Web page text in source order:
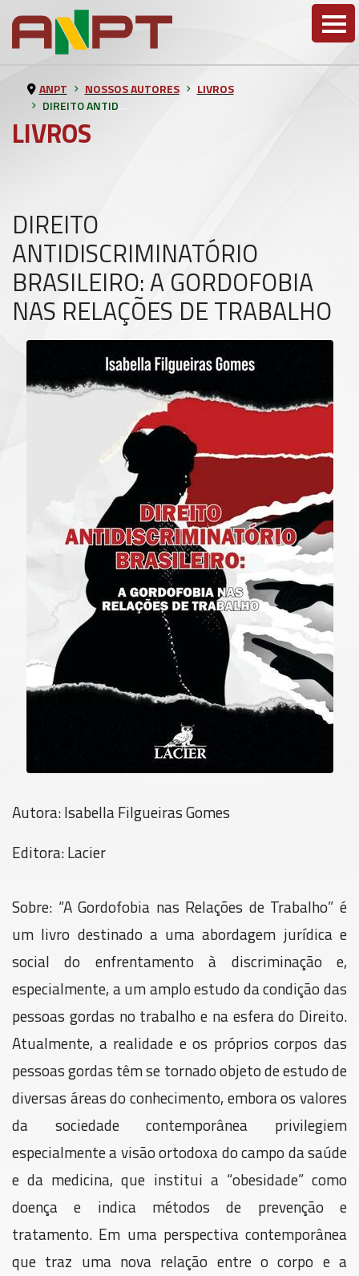
LIVROS
ANPT NOSSOS AUTORES
LIVROS
DIREITO ANTIDISCRIMINATÓRIO BRASILEIRO: A GORDOFOBIA NAS RELAÇÕES DE TRABALHO
DIREITO
ANTIDISCRIMINATÓRIO
BRASILEIRO: A GORDOFOBIA
NAS RELAÇÕES DE TRABALHO
Autora: Isabella Filgueiras Gomes
Editora: Lacier
Sobre: “A Gordofobia nas Relações de Trabalho” é
um livro destinado a uma abordagem jurídica e
social do enfrentamento à discriminação e,
especialmente, a um amplo estudo da condição das
pessoas gordas no trabalho e na esfera do Direito.
Atualmente, a realidade e os próprios corpos das
pessoas gordas têm se tornado objeto de estudo de
diversas áreas do conhecimento, embora os valores
da sociedade contemporânea privilegiem
especialmente a visão ortodoxa do campo da saúde
e da medicina, que institui a “obesidade” como
doença e indica métodos de prevenção e
tratamento. Em uma perspectiva contemporânea
que traz uma nova relação entre o corpo e a